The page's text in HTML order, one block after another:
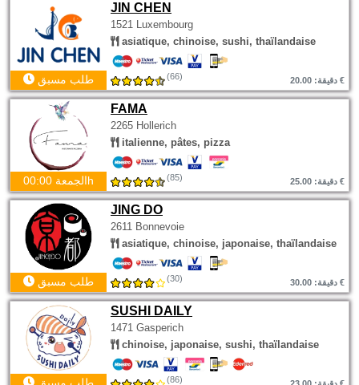
JIN CHEN
1521 Luxembourg
asiatique, chinoise, sushi, thaïlandaise
طلب مسبق (66) دقيقة: 20.00 €
FAMA
2265 Hollerich
italienne, pâtes, pizza
الجمعة 00:00h (85) دقيقة: 25.00 €
JING DO
2611 Bonnevoie
asiatique, chinoise, japonaise, thaïlandaise
طلب مسبق (30) دقيقة: 30.00 €
SUSHI DAILY
1471 Gasperich
chinoise, japonaise, sushi, thaïlandaise
(86)